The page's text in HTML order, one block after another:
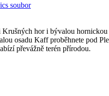
soubor
Krušných hor i bývalou
osadu Kaff proběhnete pod
převážně terén přírodou.